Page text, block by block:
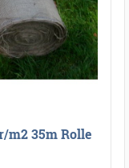
m2 35m Rolle